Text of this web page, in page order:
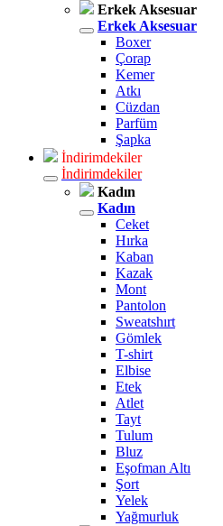
Erkek Aksesuar
Erkek Aksesuar
Boxer
Çorap
Kemer
Atkı
Cüzdan
Parfüm
Şapka
İndirimdekiler
İndirimdekiler
Kadın
Kadın
Ceket
Hırka
Kaban
Kazak
Mont
Pantolon
Sweatshırt
Gömlek
T-shirt
Elbise
Etek
Atlet
Tayt
Tulum
Bluz
Eşofman Altı
Şort
Yelek
Yağmurluk